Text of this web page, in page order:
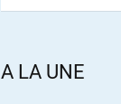
A LA UNE